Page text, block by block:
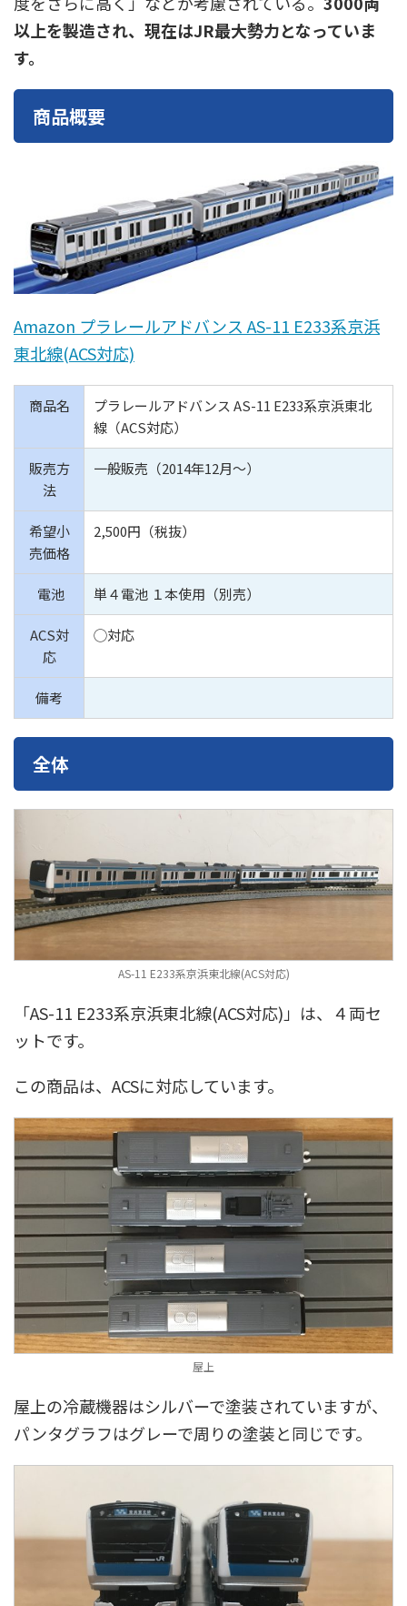
以上を製造され、現在はJR最大勢力となっていま
す。
商品概要
Amazon プラレールアドバンス AS-11 E233系京浜
東北線(ACS対応)
商品名
プラレールアドバンス AS-11 E233系京浜東北
線（ACS対応）
販売方
法
一般販売（2014年12月〜）
希望小
売価格
2,500円（税抜）
電池 単４電池 １本使用（別売）
ACS対
応
◯対応
備考
全体
AS-11 E233系京浜東北線(ACS対応)
「AS-11 E233系京浜東北線(ACS対応)」は、４両セ
ットです。
この商品は、ACSに対応しています。
屋上
屋上の冷蔵機器はシルバーで塗装されていますが、
パンタグラフはグレーで周りの塗装と同じです。